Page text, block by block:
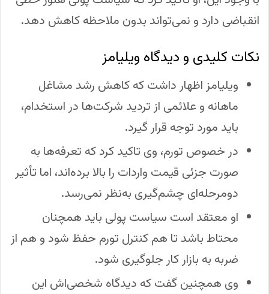
انقباضی دارد و نمی‌تواند بدون ملاحظه کاهش دهد.
نکات کلیدی و دیدگاه ویلیامز
ویلیامز اظهار داشت که کاهش رشد مشاغل
ماهانه و علائمی از تردید شرکت‌ها در استخدام،
باید مورد توجه قرار گیرد.
در خصوص تورم، وی تاکید کرد که تعرفه‌ها به
صورت جزئی قیمت واردات را بالا برده‌اند، اما تأثیر
دومرحله‌ای چشم‌گیری به‌نظر نمی‌رسد.
او معتقد است سیاست پولی باید همچنان
محتاط باشد تا هم کنترل تورم حفظ شود و هم از
ضربه به بازار کار جلوگیری شود.
وی همچنین گفت که دیدگاه شخصی‌اش این